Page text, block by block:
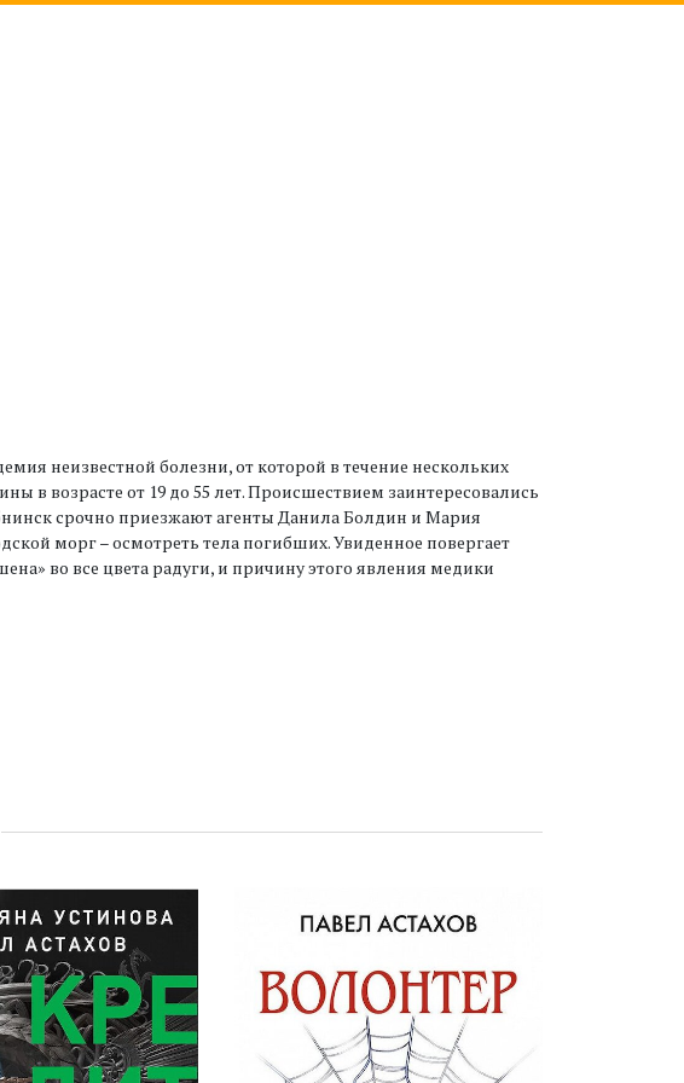
неизвестной болезни, от которой в течение нескольких
в возрасте от 19 до 55 лет. Происшествием заинтересовались
срочно приезжают агенты Данила Болдин и Мария
морг – осмотреть тела погибших. Увиденное повергает
во все цвета радуги, и причину этого явления медики